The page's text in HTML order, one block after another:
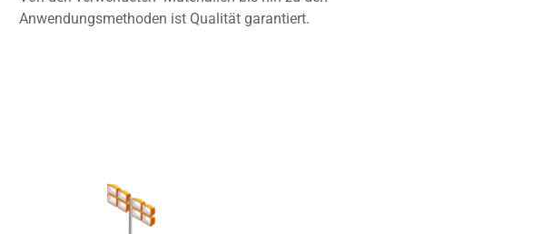
Anwendungsmethoden ist Qualität garantiert.